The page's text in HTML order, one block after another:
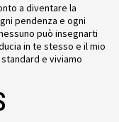
a diventare la
pendenza e ogni
può insegnarti
in te stesso e il mio
e viviamo